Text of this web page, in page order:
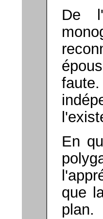
De
En
que
plan.